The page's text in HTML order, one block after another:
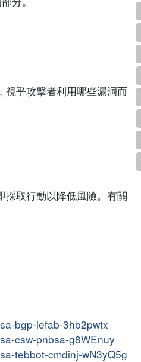
視乎攻擊者利用哪些漏洞而
採取行動以降低風險。有關
bgp-iefab-3hb2pwtx
csw-pnbsa-g8WEnuy
tebbot-cmdinj-wN3yQ5g